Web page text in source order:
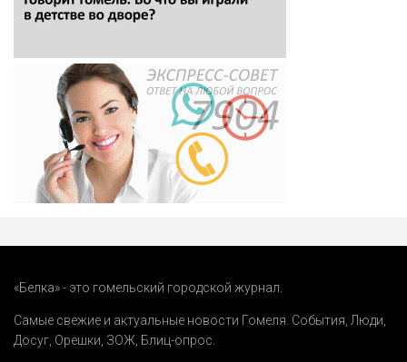
«Белка» - это гомельский городской журнал.
Самые свежие и актуальные новости Гомеля. События Люди
Досуг Орешки ЗОЖ Блиц-опрос